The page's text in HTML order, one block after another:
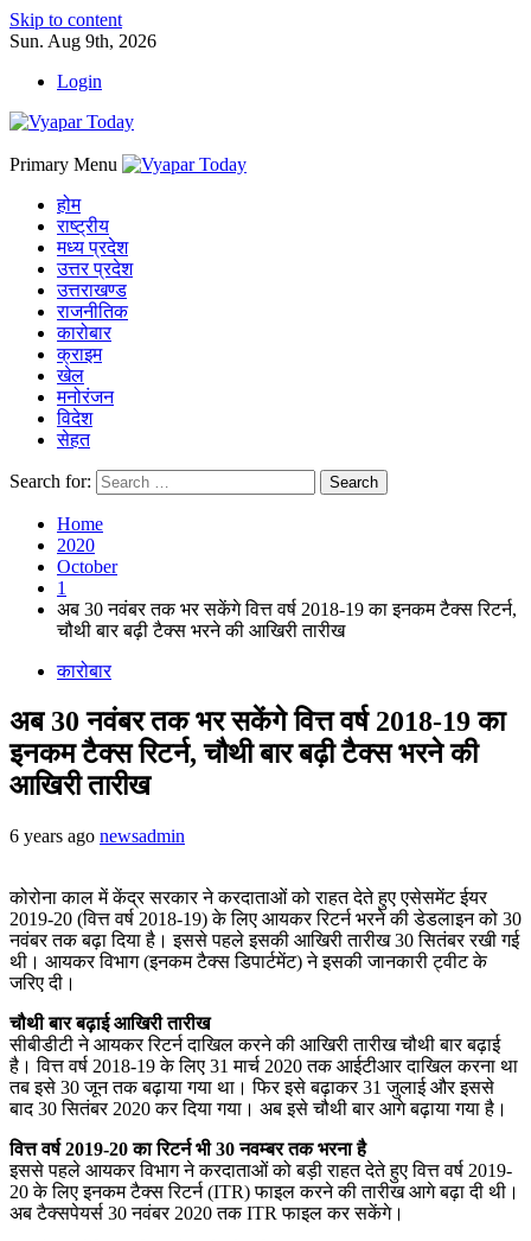
Skip to content
Sun. Aug 9th, 2026
Login
Primary Menu
होम
राष्ट्रीय
मध्य प्रदेश
उत्तर प्रदेश
उत्तराखण्ड
राजनीतिक
कारोबार
क्राइम
खेल
मनोरंजन
विदेश
सेहत
Search for:
Home
2020
October
1
अब 30 नवंबर तक भर सकेंगे वित्त वर्ष 2018-19 का इनकम टैक्स रिटर्न,
चौथी बार बढ़ी टैक्स भरने की आखिरी तारीख
कारोबार
अब 30 नवंबर तक भर सकेंगे वित्त वर्ष 2018-19 का
इनकम टैक्स रिटर्न, चौथी बार बढ़ी टैक्स भरने की
आखिरी तारीख
6 years ago newsadmin
कोरोना काल में केंद्र सरकार ने करदाताओं को राहत देते हुए एसेसमेंट ईयर
2019-20 (वित्त वर्ष 2018-19) के लिए आयकर रिटर्न भरने की डेडलाइन को 30
नवंबर तक बढ़ा दिया है। इससे पहले इसकी आखिरी तारीख 30 सितंबर रखी गई
थी। आयकर विभाग (इनकम टैक्स डिपार्टमेंट) ने इसकी जानकारी ट्वीट के
जरिए दी।
चौथी बार बढ़ाई आखिरी तारीख
सीबीडीटी ने आयकर रिटर्न दाखिल करने की आखिरी तारीख चौथी बार बढ़ाई
है। वित्त वर्ष 2018-19 के लिए 31 मार्च 2020 तक आईटीआर दाखिल करना था
तब इसे 30 जून तक बढ़ाया गया था। फिर इसे बढ़ाकर 31 जुलाई और इससे
बाद 30 सितंबर 2020 कर दिया गया। अब इसे चौथी बार आगे बढ़ाया गया है।
वित्त वर्ष 2019-20 का रिटर्न भी 30 नवम्बर तक भरना है
इससे पहले आयकर विभाग ने करदाताओं को बड़ी राहत देते हुए वित्त वर्ष 2019-
20 के लिए इनकम टैक्स रिटर्न (ITR) फाइल करने की तारीख आगे बढ़ा दी थी।
अब टैक्सपेयर्स 30 नवंबर 2020 तक ITR फाइल कर सकेंगे।